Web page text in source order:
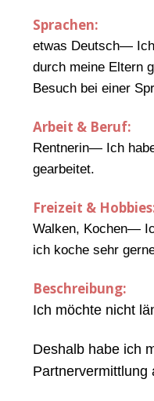
Sprachen:
etwas Deutsch—
durch meine Eltern
Besuch bei einer
Arbeit & Beruf:
Rentnerin— Ich
gearbeitet.
Freizeit &
Walken, Kochen—
ich koche sehr
Beschreibung:
Ich möchte nicht
Deshalb habe ich
Partnervermittlung